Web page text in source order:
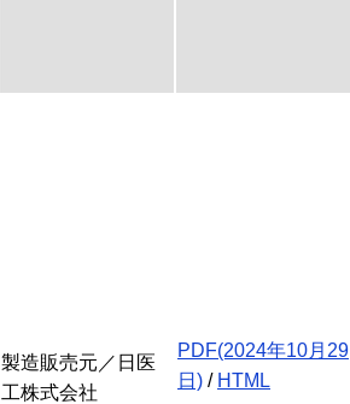
製造販売元／日医
工株式会社
PDF(2024年10月29
日) / HTML